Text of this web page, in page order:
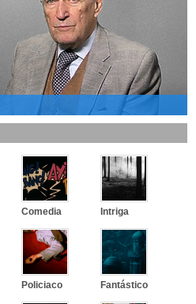
Comedia Intriga
Policiaco Fantástico